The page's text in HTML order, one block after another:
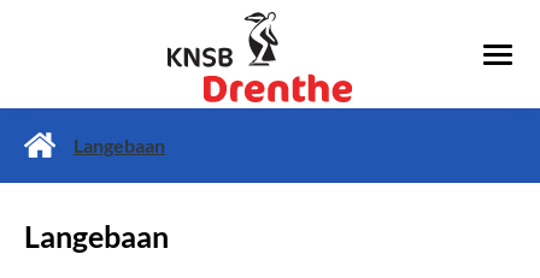
Langebaan
Langebaan